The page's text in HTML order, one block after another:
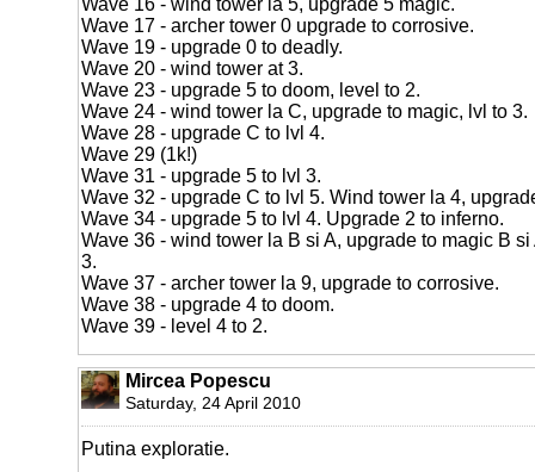
Wave 17 - archer tower 0 upgrade to corrosive.
Wave 19 - upgrade 0 to deadly.
Wave 20 - wind tower at 3.
Wave 23 - upgrade 5 to doom, level to 2.
Wave 24 - wind tower la C, upgrade to magic, lvl to 3.
Wave 28 - upgrade C to lvl 4.
Wave 29 (1k!)
Wave 31 - upgrade 5 to lvl 3.
Wave 32 - upgrade C to lvl 5. Wind tower la 4,
Wave 34 - upgrade 5 to lvl 4. Upgrade 2 to inferno.
Wave 36 - wind tower la B si A, upgrade to magic B
3.
Wave 37 - archer tower la 9, upgrade to corrosive.
Wave 38 - upgrade 4 to doom.
Wave 39 - level 4 to 2.
Mircea Popescu
Saturday, 24 April 2010
Putina exploratie.